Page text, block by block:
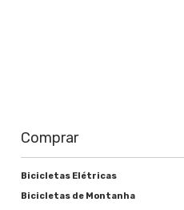
Comprar
Bicicletas Elétricas
Bicicletas de Montanha